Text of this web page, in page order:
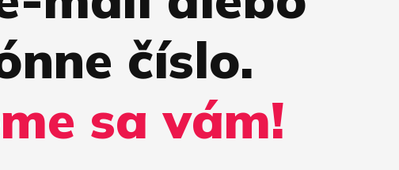
číslo.
sa vám!